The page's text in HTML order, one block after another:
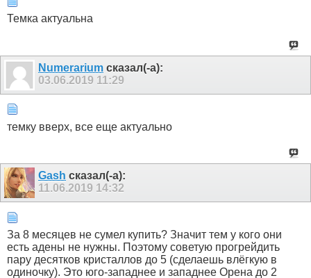
Темка актуальна
Numerarium сказал(-а):
03.06.2019 11:29
темку вверх, все еще актуально
Gash сказал(-а):
11.06.2019 14:32
За 8 месяцев не сумел купить? Значит тем у кого они
есть адены не нужны. Поэтому советую прогрейдить
пару десятков кристаллов до 5 (сделаешь влёгкую в
одиночку). Это юго-западнее и западнее Орена до 2